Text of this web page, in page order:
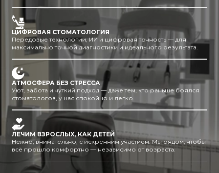
ЦИФРОВАЯ СТОМАТОЛОГИЯ
Передовые технологии, ИИ и цифровая точность — для
максимально точной диагностики и идеального результата.
АТМОСФЕРА БЕЗ СТРЕССА
Уют, забота и чуткий подход — даже тем, кто раньше боялся
стоматологов, у нас спокойно и легко.
ЛЕЧИМ ВЗРОСЛЫХ, КАК ДЕТЕЙ
Нежно, внимательно, с искренним участием. Мы рядом, чтобы
всё прошло комфортно — независимо от возраста.